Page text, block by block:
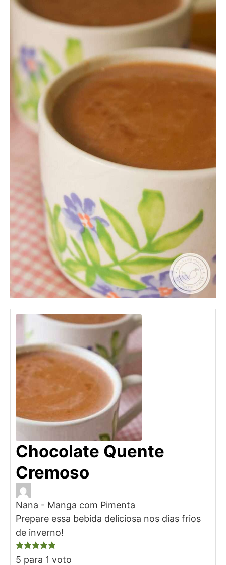
Chocolate Quente
Cremoso
Nana - Manga com Pimenta
Prepare essa bebida deliciosa nos dias frios
de inverno!
5 para 1 voto